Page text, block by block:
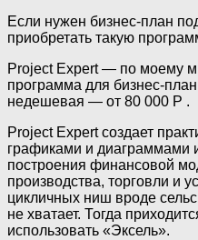
Если нужен бизнес-план
приобретать такую
Project Expert — по моему
программа для бизнес-
недешевая — от 80 000 Р .
Project Expert создает
графиками и диаграммами
построения финансовой
производства, торговли и
цикличных ниш вроде
не хватает. Тогда
использовать «Эксель».